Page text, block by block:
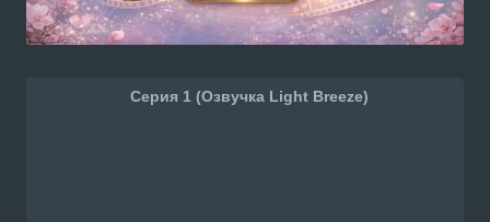
Серия 1 (Озвучка Light Breeze)